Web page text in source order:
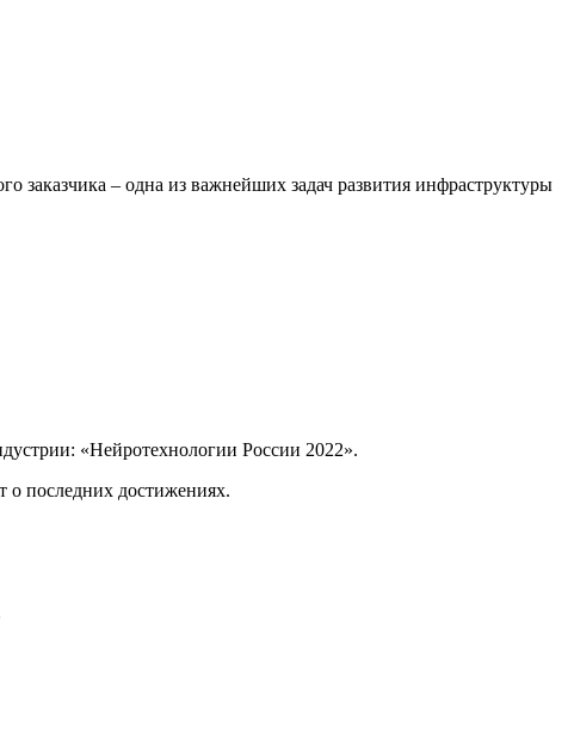
заказчика – одна из важнейших задач развития инфраструктуры
«Нейротехнологии России 2022».
о последних достижениях.